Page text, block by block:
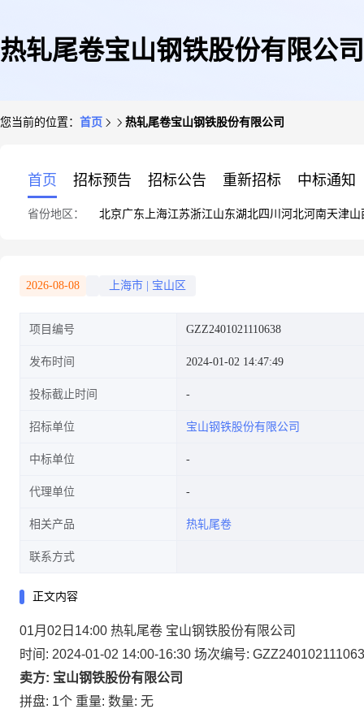
热轧尾卷宝山钢铁股份有限公司
您当前的位置： 首页 热轧尾卷宝山钢铁股份有限公司
首页 招标预告 招标公告 重新招标 中标通知
省份地区： 北京广东 上海江苏浙江山东湖北四川 河北河南天津山
2026-08-08 上海市 宝山区
项目编号 GZZ2401021110638
发布时间 2024-01-02 14:47:49
投标截止时间
招标单位 宝山钢铁股份有限公司
中标单位
代理单位
相关产品 热轧尾卷
联系方式
正文内容
01月02日14:00 热轧尾卷 宝山钢铁股份有限公司
时间: 2024-01-02 14:00-16:30 场次编号:
卖方: 宝山钢铁股份有限公司
拼盘: 1个 重量: 数量: 无